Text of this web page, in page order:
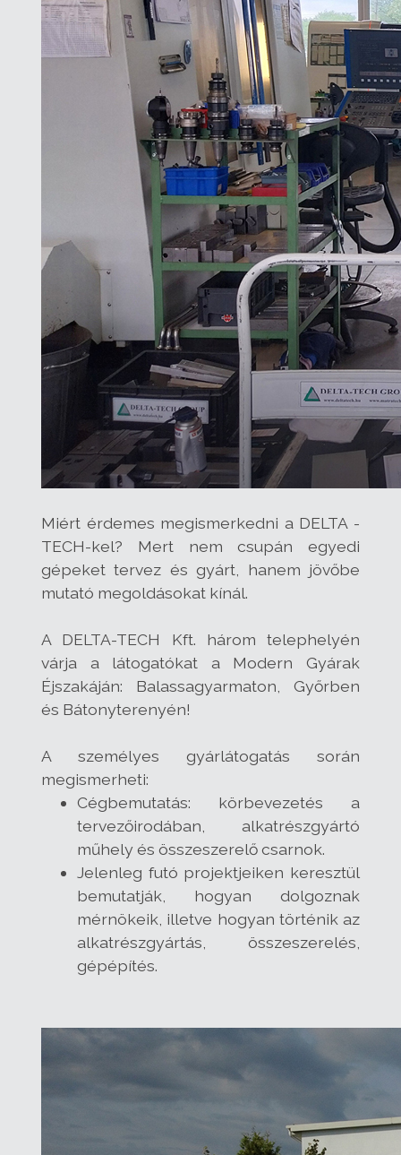
Miért érdemes megismerkedni a DELTA -
TECH-kel? Mert nem csupán egyedi
gépeket tervez és gyárt, hanem jövőbe
mutató megoldásokat kínál.
A DELTA-TECH Kft. három telephelyén
várja a látogatókat a Modern Gyárak
Éjszakáján: Balassagyarmaton, Győrben
és Bátonyterenyén!
A személyes gyárlátogatás során
megismerheti:
Cégbemutatás: körbevezetés a
tervezőirodában, alkatrészgyártó
műhely és összeszerelő csarnok.
Jelenleg futó projektjeiken keresztül
bemutatják, hogyan dolgoznak
mérnökeik, illetve hogyan történik az
alkatrészgyártás, összeszerelés,
gépépítés.